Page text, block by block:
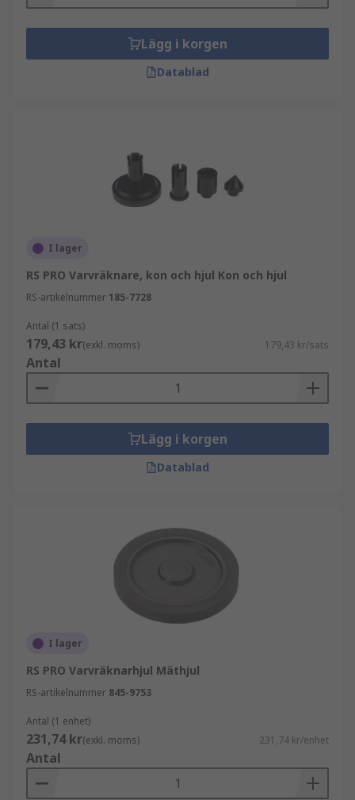
RS har ett utbud av varvräknartillbehör för att
säkerställa underhållet av din varvräknare.
Dessa tillbehör låter dig fortsätta dina mätningar
Lägg i korgen
Datablad
I lager
RS PRO Varvräknare, kon och hjul Kon och hjul
RS-artikelnummer 185-7728
Antal (1 sats)
179,43 kr(exkl. moms) 179,43 kr/sats
Antal
Lägg i korgen
Datablad
I lager
RS PRO Varvräknarhjul Mäthjul
RS-artikelnummer 845-9753
Antal (1 enhet)
231,74 kr(exkl. moms) 231,74 kr/enhet
Antal